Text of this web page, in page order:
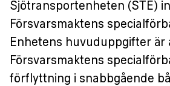
Sjötransportenheten (STE)
Försvarsmaktens
Enhetens huvuduppgifter är
Försvarsmaktens
förflyttning i snabbgående